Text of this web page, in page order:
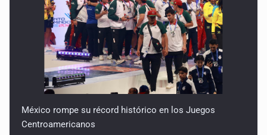
México rompe su récord histórico en los Juegos
Centroamericanos